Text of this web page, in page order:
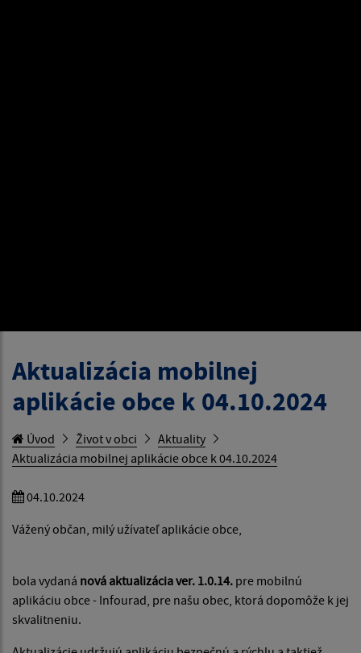
Aktualizácia mobilnej
aplikácie obce k 04.10.2024
Úvod Život v obci
Aktuality
Aktualizácia mobilnej aplikácie obce k 04.10.2024
04.10.2024
Vážený občan, milý užívateľ aplikácie obce,
bola vydaná nová aktualizácia ver. 1.0.14. pre mobilnú
aplikáciu obce - Infourad, pre našu obec, ktorá dopomôže k jej
skvalitneniu.